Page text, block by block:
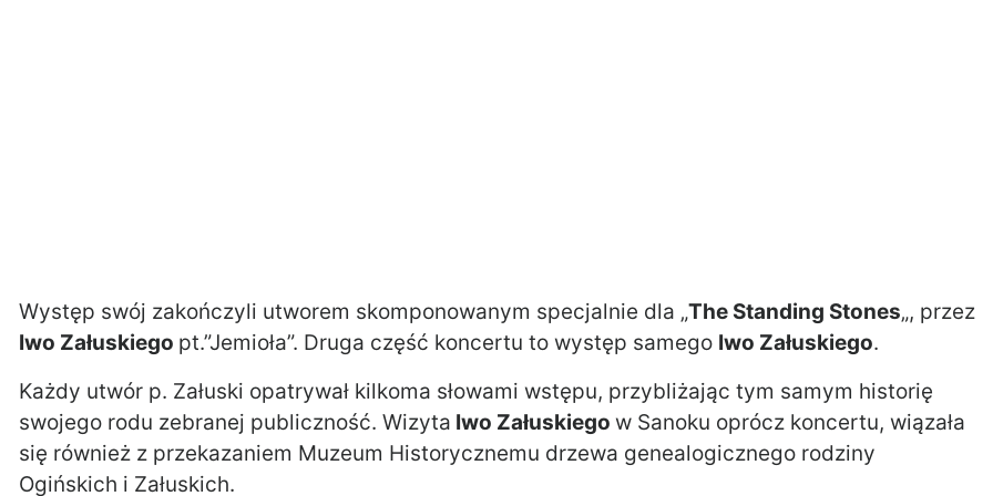
Występ swój zakończyli utworem skomponowanym specjalnie dla „The Standing Stones„, przez
Iwo Załuskiego pt.”Jemioła”. Druga część koncertu to występ samego Iwo Załuskiego.
Każdy utwór p. Załuski opatrywał kilkoma słowami wstępu, przybliżając tym samym historię
swojego rodu zebranej publiczność. Wizyta Iwo Załuskiego w Sanoku oprócz koncertu, wiązała
się również z przekazaniem Muzeum Historycznemu drzewa genealogicznego rodziny
Ogińskich i Załuskich.